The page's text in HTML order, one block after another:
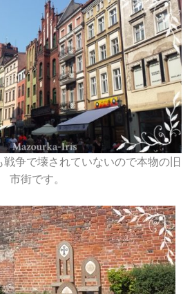
争で壊されていないので本物の旧
市街です。